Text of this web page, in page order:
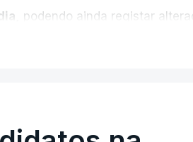
podendo ainda registar